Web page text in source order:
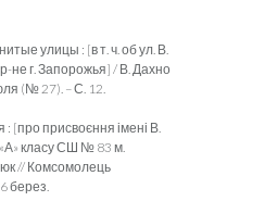
улицы : [в т. ч. об ул. В.
не г. Запорожья] / В. Дахно
(№ 27). – С. 12.
: [про присвоєння імені В.
класу СШ № 83 м.
// Комсомолець
берез.